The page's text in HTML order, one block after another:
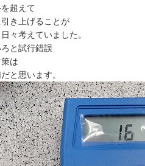
超えて
き上げることが
々考えていました。
と試行錯誤
は
と思います。